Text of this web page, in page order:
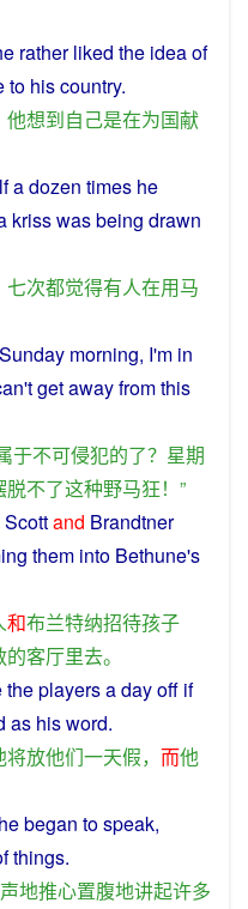
rather liked the ideaof
to hiscountry.
他想到自己是在为国献
a dozen times he
krisswasbeing drawn
七次都觉得有人在用马
Sunday morning, I'm in
getawayfromthis
于不可侵犯的了？ 星期
脱不了这种野马狂！”
Scottand Brandtner
them into Bethune's
和布兰特纳招待孩子
的客厅里去。
theplayersadayoff if
as hisword.
将放他们一天假， 而他
hebegan tospeak,
things.
地推心置腹地讲起许多